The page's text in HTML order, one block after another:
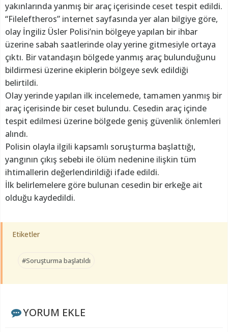
yakınlarında yanmış bir araç içerisinde ceset tespit edildi.
“Fileleftheros” internet sayfasında yer alan bilgiye göre,
olay İngiliz Üsler Polisi’nin bölgeye yapılan bir ihbar
üzerine sabah saatlerinde olay yerine gitmesiyle ortaya
çıktı. Bir vatandaşın bölgede yanmış araç bulunduğunu
bildirmesi üzerine ekiplerin bölgeye sevk edildiği
belirtildi.
Olay yerinde yapılan ilk incelemede, tamamen yanmış bir
araç içerisinde bir ceset bulundu. Cesedin araç içinde
tespit edilmesi üzerine bölgede geniş güvenlik önlemleri
alındı.
Polisin olayla ilgili kapsamlı soruşturma başlattığı,
yangının çıkış sebebi ile ölüm nedenine ilişkin tüm
ihtimallerin değerlendirildiği ifade edildi.
İlk belirlemelere göre bulunan cesedin bir erkeğe ait
olduğu kaydedildi.
Etiketler
#Soruşturma başlatıldı
YORUM EKLE